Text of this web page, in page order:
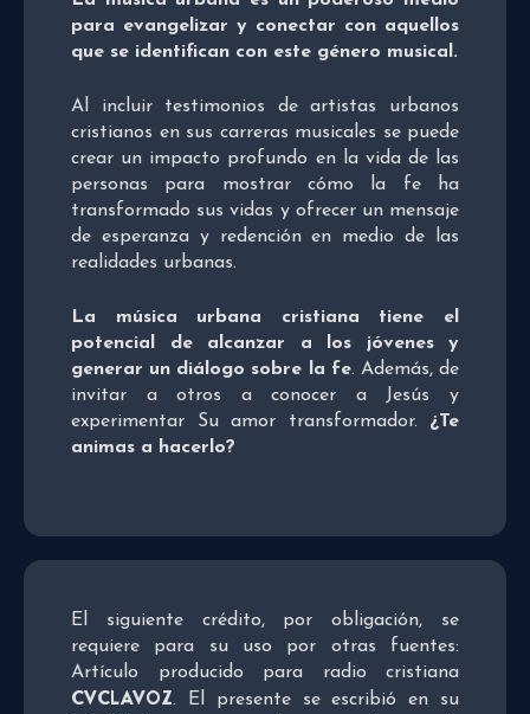
para evangelizar y conectar con aquellos
que se identifican con este género musical.
Al incluir testimonios de artistas urbanos
cristianos en sus carreras musicales se puede
crear un impacto profundo en la vida de las
personas para mostrar cómo la fe ha
transformado sus vidas y ofrecer un mensaje
de esperanza y redención en medio de las
realidades urbanas.
La música urbana cristiana tiene el
potencial de alcanzar a los jóvenes y
generar un diálogo sobre la fe. Además, de
invitar a otros a conocer a Jesús y
experimentar Su amor transformador. ¿Te
animas a hacerlo?
El siguiente crédito, por obligación, se
requiere para su uso por otras fuentes:
Artículo producido para radio cristiana
CVCLAVOZ. El presente se escribió en su